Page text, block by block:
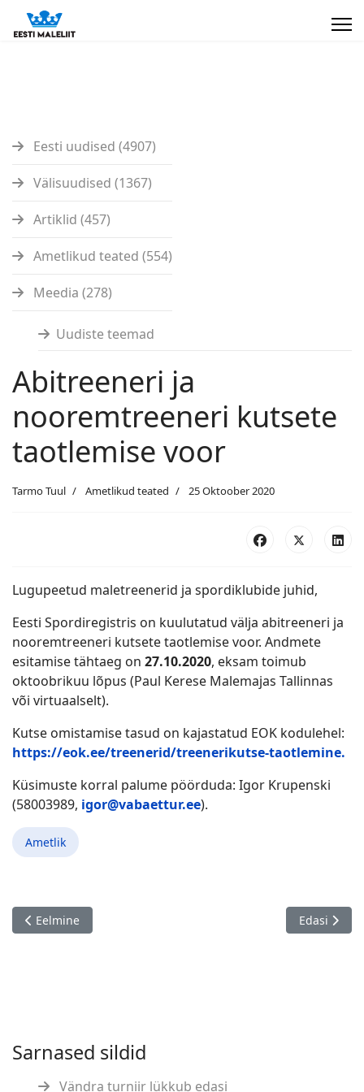
Eesti uudised (4907)
Välisuudised (1367)
Artiklid (457)
Ametlikud teated (554)
Meedia (278)
Uudiste teemad
Abitreeneri ja
nooremtreeneri kutsete
taotlemise voor
Tarmo Tuul Ametlikud teated 25 Oktoober 2020
Lugupeetud maletreenerid ja spordiklubide juhid,
Eesti Spordiregistris on kuulutatud välja abitreeneri ja
nooremtreeneri kutsete taotlemise voor. Andmete
esitamise tähtaeg on 27.10.2020, eksam toimub
oktoobrikuu lõpus (Paul Kerese Malemajas Tallinnas
või virtuaalselt).
Kutse omistamise tasud on kajastatud EOK kodulehel:
https://eok.ee/treenerid/treenerikutse-taotlemine.
Küsimuste korral palume pöörduda: Igor Krupenski
(58003989, igor@vabaettur.ee).
Ametlik
Eelmine artikkel: MTÜ Eesti Maleliit üldkoosoleku kutse
Eelmine Järgmine
Edasi
Sarnased sildid
Vändra turniir lükkub edasi